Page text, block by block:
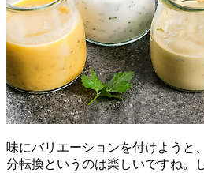
味にバリエーションを付けようと
分転換というのは楽しいですね。